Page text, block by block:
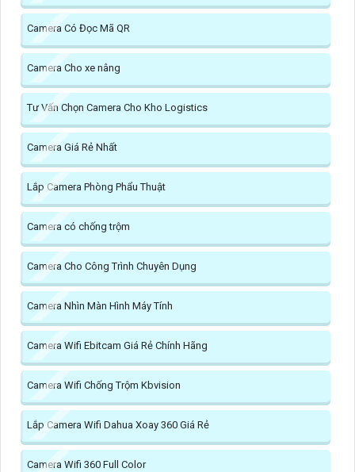
Camera Có Đọc Mã QR
Camera Cho xe nâng
Tư Vấn Chọn Camera Cho Kho Logistics
Camera Giá Rẻ Nhất
Lắp Camera Phòng Phẩu Thuật
Camera có chống trộm
Camera Cho Công Trình Chuyên Dụng
Camera Nhìn Màn Hình Máy Tính
Camera Wifi Ebitcam Giá Rẻ Chính Hãng
Camera Wifi Chống Trộm Kbvision
Lắp Camera Wifi Dahua Xoay 360 Giá Rẻ
Camera Wifi 360 Full Color